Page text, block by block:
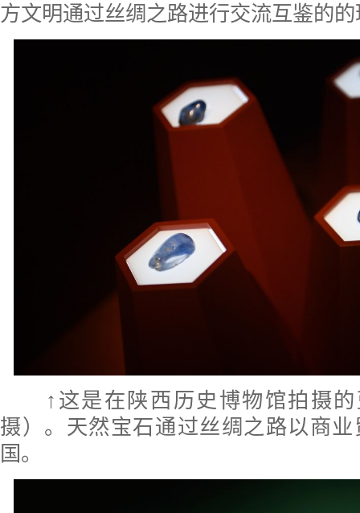
方文明通过丝绸之路进行交流互鉴的
↑这是在陕西历史博物馆拍摄
摄）。天然宝石通过丝绸之路以商
国。